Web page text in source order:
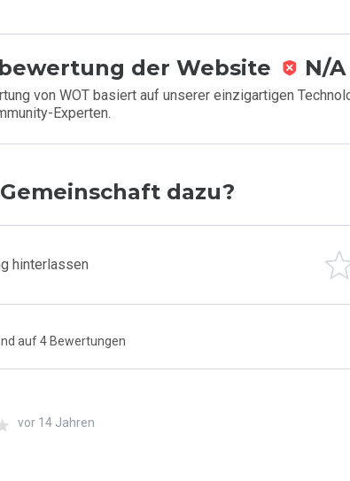
der Website N/A
von WOT basiert auf unserer einzigartigen
Experten.
dazu?
hinterlassen
auf 4 Bewertungen
vor 14 Jahren